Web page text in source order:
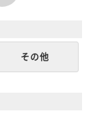
その他